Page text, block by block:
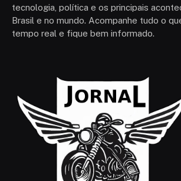
tecnologia, política e os principais
Brasil e no mundo. Acompanhe tudo o
tempo real e fique bem informado.